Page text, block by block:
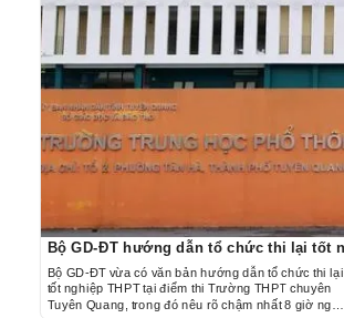
Bộ GD-ĐT vừa có văn bản hướng dẫn tổ chức thi lại
tốt nghiệp THPT tại điểm thi Trường THPT chuyên
Tuyên Quang, trong đó nêu rõ chậm nhất 8 giờ ngày